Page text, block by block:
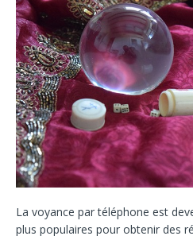
La voyance par téléphone est
plus populaires pour obtenir des